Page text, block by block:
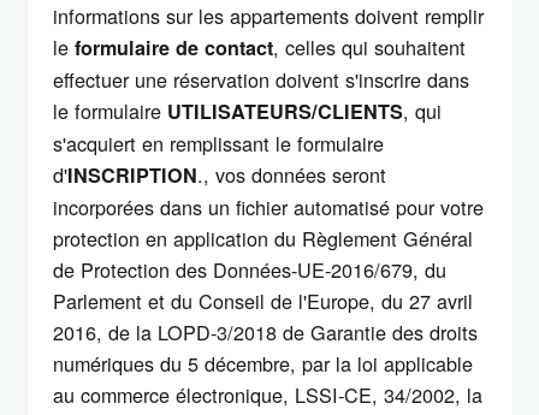
informations sur les appartements doivent remplir
le formulaire de contact, celles qui souhaitent
effectuer une réservation doivent s'inscrire dans
le formulaire UTILISATEURS/CLIENTS, qui
s'acquiert en remplissant le formulaire
d'INSCRIPTION., vos données seront
incorporées dans un fichier automatisé pour votre
protection en application du Règlement Général
de Protection des Données-UE-2016/679, du
Parlement et du Conseil de l'Europe, du 27 avril
2016, de la LOPD-3/2018 de Garantie des droits
numériques du 5 décembre, par la loi applicable
au commerce électronique, LSSI-CE, 34/2002, la